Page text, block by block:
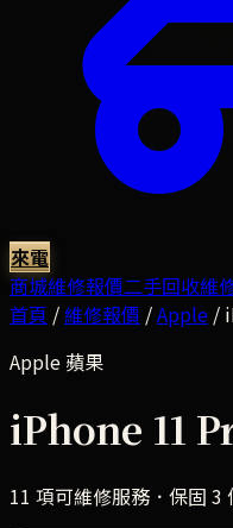
來電
商城維修報價二手回收維
首頁 /維修報價 /Apple /
Apple 蘋果
iPhone 11
11 項可維修服務．保固 3